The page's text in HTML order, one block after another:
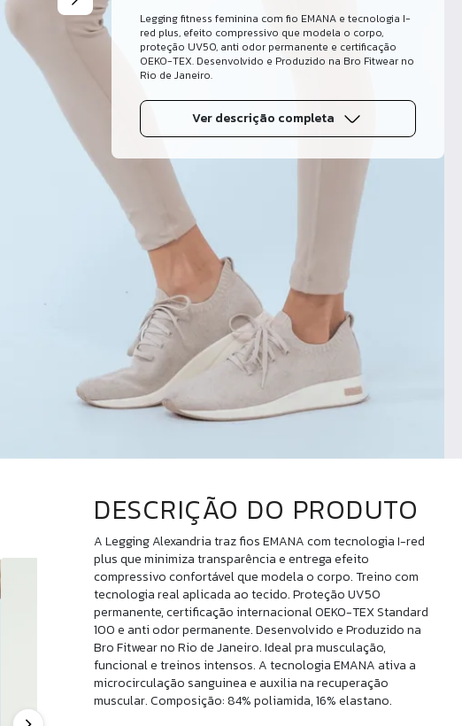
Legging fitness feminina com fio EMANA e tecnologia I-
red plus, efeito compressivo que modela o corpo,
proteção UV50, anti odor permanente e certificação
OEKO-TEX. Desenvolvido e Produzido na Bro Fitwear no
Rio de Janeiro.
Ver descrição completa
CALÇA LEGGING DUSK HARMONIA
R$ 253,00
10x deR$ 25,30sem juros
DESCRIÇÃO DO PRODUTO
A Legging Alexandria traz fios EMANA com tecnologia I-red
plus que minimiza transparência e entrega efeito
compressivo confortável que modela o corpo. Treino com
tecnologia real aplicada ao tecido. Proteção UV50
permanente, certificação internacional OEKO-TEX Standard
100 e anti odor permanente. Desenvolvido e Produzido na
Bro Fitwear no Rio de Janeiro. Ideal pra musculação,
funcional e treinos intensos. A tecnologia EMANA ativa a
microcirculação sanguinea e auxilia na recuperação
muscular. Composição: 84% poliamida, 16% elastano.